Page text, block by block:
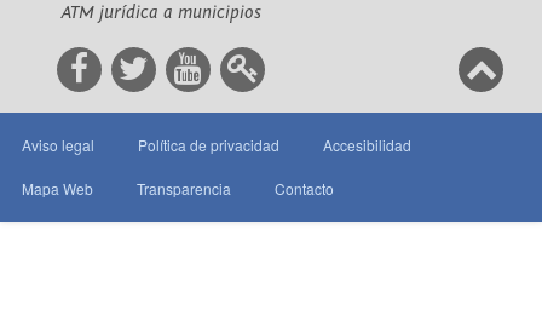
ATM jurídica a municipios
Aviso legal Política de privacidad Accesibilidad
Mapa Web Transparencia Contacto